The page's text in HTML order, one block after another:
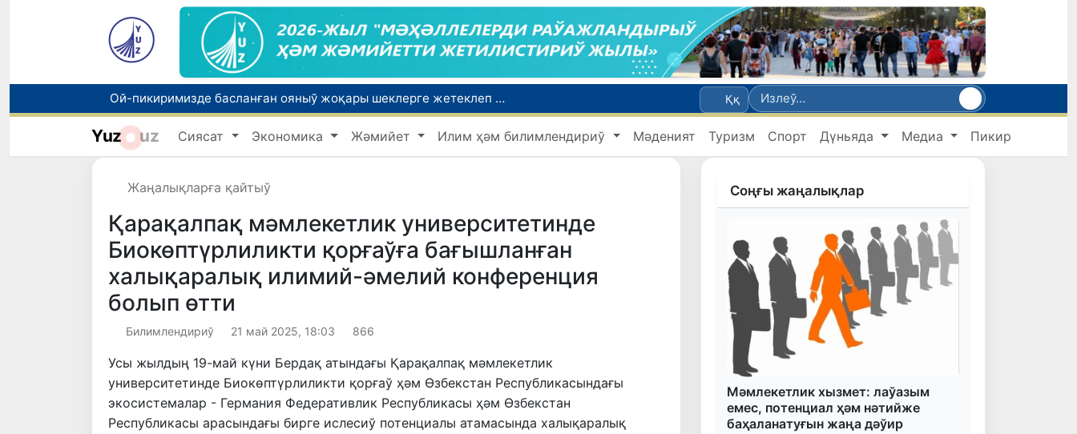
Ой-пикиримизде басланған ояныў жоқары шеклерге жетеклеп атыр
Өзбекстан мал гөши импортын арттырды: Ҳиндстан ҳәм Беларусь тийкарғы жеткерип бериўшилерге айланды
Өзбекстан ўәкиллери көркем гимнастика бойынша жәҳән чемпионатында қатнасады
Ққ
Yuz uz Сиясат Экономика Жәмийет Илим ҳәм билимлендириў Мәденият Туризм Спорт Дүньяда Медиа Пикир
Жаңалықларға қайтыў
Қарақалпақ мәмлекетлик университетинде
Биокөптүрлиликти қорғаўға бағышланған
халықаралық илимий-әмелий конференция
болып өтти
Билимлендириў 21 май 2025, 18:03 866
Усы жылдың 19-май күни Бердақ атындағы Қарақалпақ мәмлекетлик
университетинде Биокөптүрлиликти қорғаў ҳәм Өзбекстан Республикасындағы
экосистемалар - Германия Федеративлик Республикасы ҳәм Өзбекстан
Республикасы арасындағы бирге ислесиў потенциалы атамасында халықаралық
Соңғы жаңалықлар
Мәмлекетлик хызмет: лаўазым
емес, потенциал ҳәм нәтийже
баҳаланатуғын жаңа дәўир